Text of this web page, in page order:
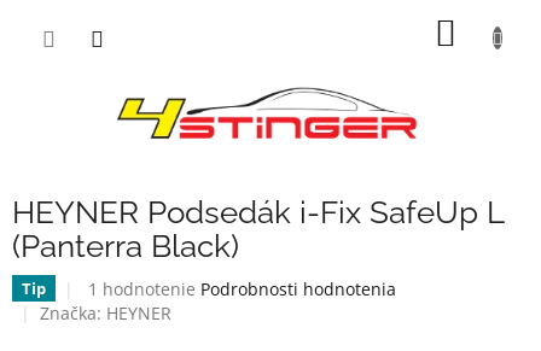
HEYNER Podsedák i-Fix SafeUp L
(Panterra Black)
Tip
Priemerné
hodnotenie
1 hodnotenie Podrobnosti hodnotenia
Značka: HEYNER